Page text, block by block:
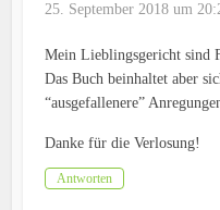
25. September 2018 um
Mein Lieblingsgericht sind
Das Buch beinhaltet aber
“ausgefallenere”
Danke für die Verlosung!
Antworten